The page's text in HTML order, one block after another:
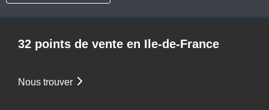
32 points de vente en Ile-de-France
Nous trouver